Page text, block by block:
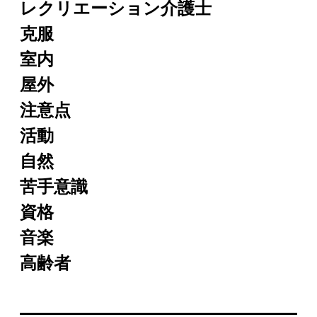
レクリエーション介護士
克服
室内
屋外
注意点
活動
自然
苦手意識
資格
音楽
高齢者